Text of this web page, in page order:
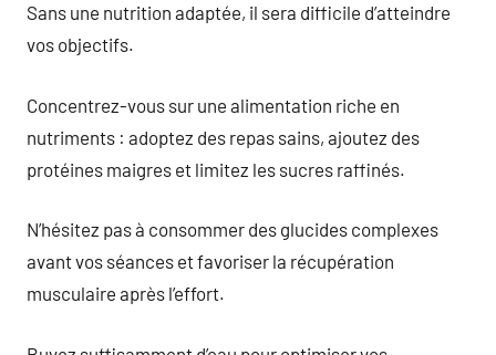
Sans une nutrition adaptée, il sera difficile d’atteindre
vos objectifs.
Concentrez-vous sur une alimentation riche en
nutriments : adoptez des repas sains, ajoutez des
protéines maigres et limitez les sucres raffinés.
N’hésitez pas à consommer des glucides complexes
avant vos séances et favoriser la récupération
musculaire après l’effort.